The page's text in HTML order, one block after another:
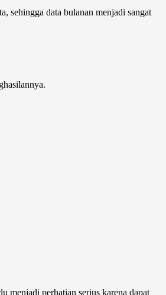
sehingga data bulanan menjadi sangat
menjadi perhatian serius karena dapat